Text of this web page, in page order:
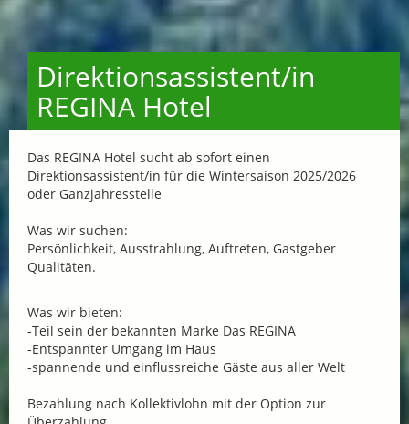
Direktionsassistent/in
REGINA Hotel
Das REGINA Hotel sucht ab sofort einen
Direktionsassistent/in für die Wintersaison 2025/2026
oder Ganzjahresstelle
Was wir suchen:
Persönlichkeit, Ausstrahlung, Auftreten, Gastgeber
Qualitäten.
Was wir bieten:
-Teil sein der bekannten Marke Das REGINA
-Entspannter Umgang im Haus
-spannende und einflussreiche Gäste aus aller Welt
Bezahlung nach Kollektivlohn mit der Option zur